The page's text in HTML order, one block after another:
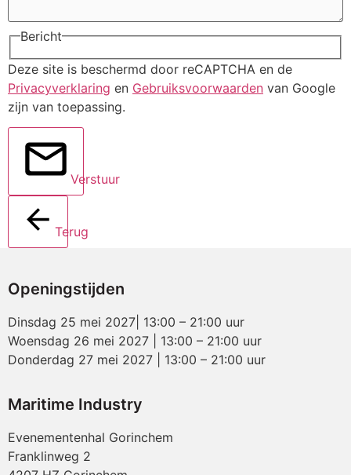
Bericht
Deze site is beschermd door reCAPTCHA en de
Privacyverklaring en Gebruiksvoorwaarden van Google
zijn van toepassing.
Verstuur
Terug
Openingstijden
Dinsdag 25 mei 2027| 13:00 – 21:00 uur
Woensdag 26 mei 2027 | 13:00 – 21:00 uur
Donderdag 27 mei 2027 | 13:00 – 21:00 uur
Maritime Industry
Evenementenhal Gorinchem
Franklinweg 2